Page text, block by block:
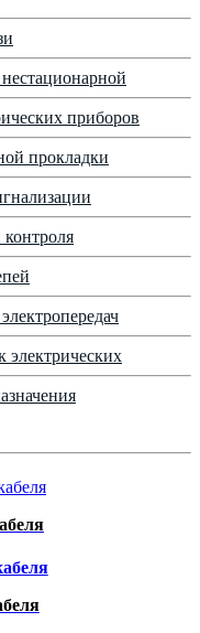
приборов
прокладки
электрических